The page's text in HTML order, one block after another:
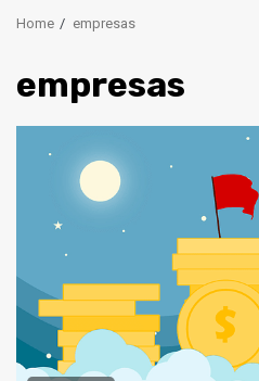
Home empresas
empresas